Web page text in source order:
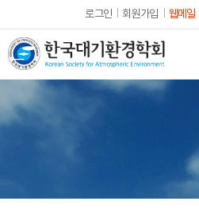
로그인 회원가입 웹메일